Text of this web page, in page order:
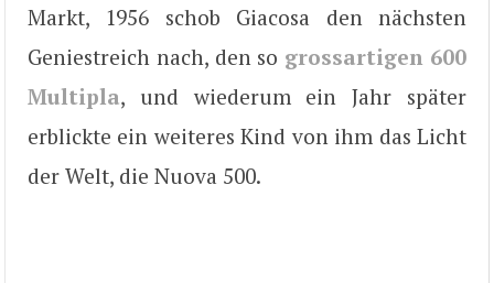
Markt, 1956 schob Giacosa den nächsten
Geniestreich nach, den so grossartigen 600
Multipla, und wiederum ein Jahr später
erblickte ein weiteres Kind von ihm das Licht
der Welt, die Nuova 500.